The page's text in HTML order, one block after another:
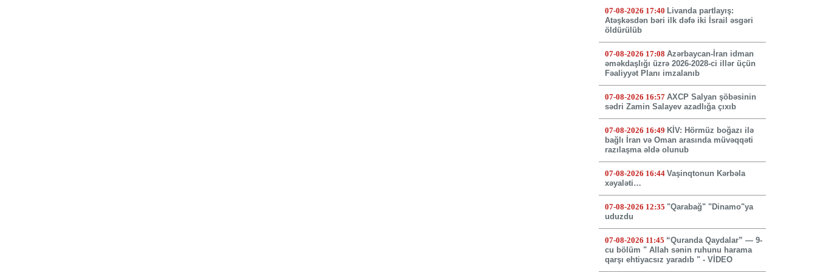
07-08-2026 17:40 Livanda partlayış:
Atəşkəsdən bəri ilk dəfə iki İsrail əsgəri
öldürülüb
07-08-2026 17:08 Azərbaycan-İran idman
əməkdaşlığı üzrə 2026-2028-ci illər üçün
Fəaliyyət Planı imzalanıb
07-08-2026 16:57 AXCP Salyan şöbəsinin
sədri Zamin Salayev azadlığa çıxıb
07-08-2026 16:49 KİV: Hörmüz boğazı ilə
bağlı İran və Oman arasında müvəqqəti
razılaşma əldə olunub
07-08-2026 16:44 Vaşinqtonun Kərbəla
xəyaləti…
07-08-2026 12:35 "Qarabağ" "Dinamo"ya
uduzdu
07-08-2026 11:45 “Quranda Qaydalar” — 9-
cu bölüm " Allah sənin ruhunu harama
qarşı ehtiyacsız yaradıb " - VİDEO